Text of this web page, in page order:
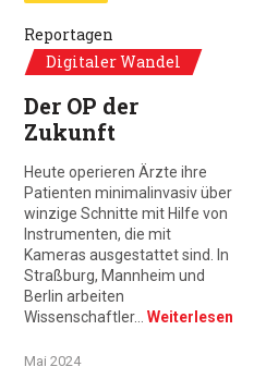
Reportagen
Digitaler Wandel
Der OP der
Zukunft
Heute operieren Ärzte ihre
Patienten minimalinvasiv über
winzige Schnitte mit Hilfe von
Instrumenten, die mit
Kameras ausgestattet sind. In
Straßburg, Mannheim und
Berlin arbeiten
Wissenschaftler… Weiterlesen
Mai 2024